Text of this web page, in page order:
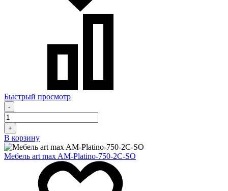
Быстрый просмотр
-
+
В корзину
Мебель art max AM-Platino-750-2C-SO